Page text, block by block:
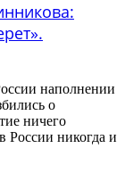
наполнении
о
ничего
России никогда и